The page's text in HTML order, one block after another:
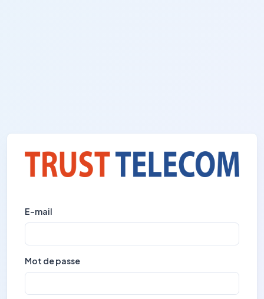
E-mail
Mot de passe